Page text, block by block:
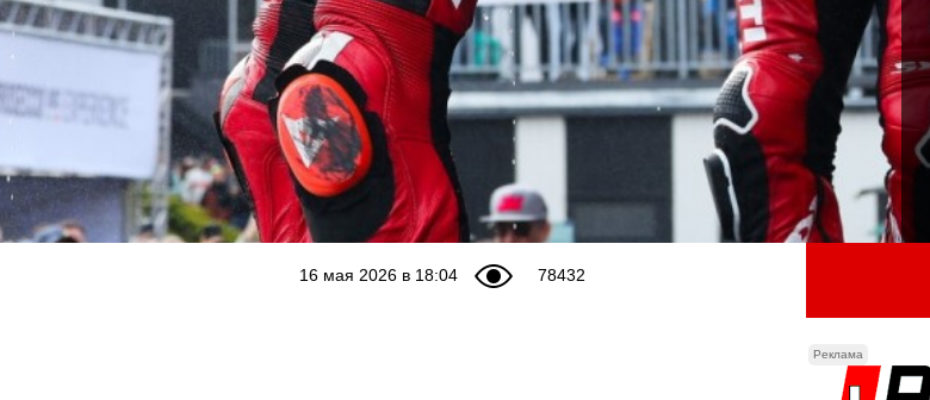
Реклама
78432
16 мая 2026 в 18:04